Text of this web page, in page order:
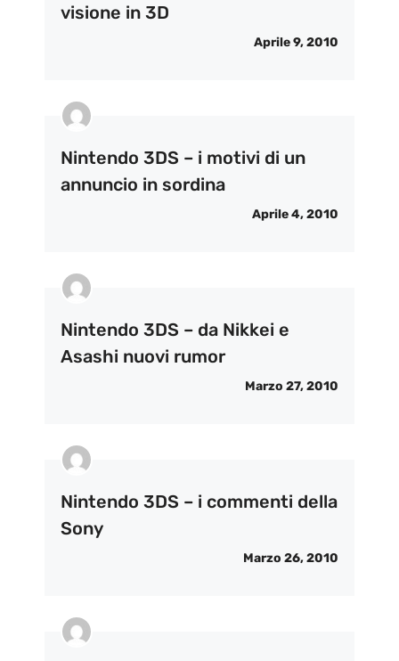
visione in 3D
Aprile 9, 2010
Nintendo 3DS – i motivi di un
annuncio in sordina
Aprile 4, 2010
Nintendo 3DS – da Nikkei e
Asashi nuovi rumor
Marzo 27, 2010
Nintendo 3DS – i commenti della
Sony
Marzo 26, 2010